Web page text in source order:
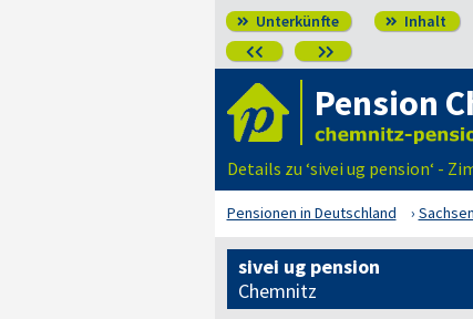
 Unterkünfte  Inhalt
 
Pension
Details zu ‘sivei ug pension‘ -
Pensionen in Deutschland Sachsen
sivei ug pension
Chemnitz